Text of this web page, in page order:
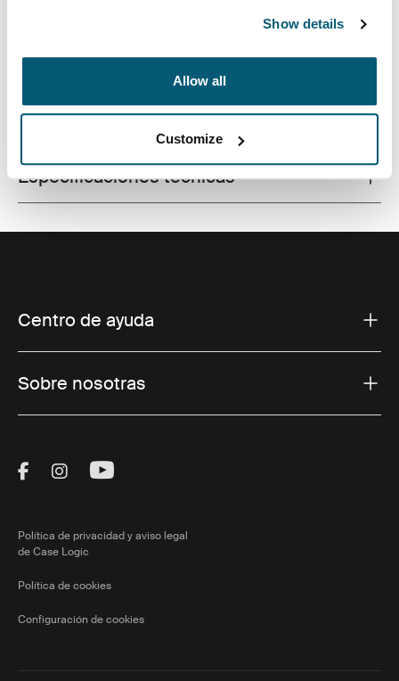
Show details
Allow all
Customize
Todas las características
Especificaciones técnicas
Centro de ayuda
Sobre nosotras
Visit Thule on Facebook (external link)
Visit Thule on Instagram (external link)
Visit Thule on Youtube (external
Política de privacidad y aviso legal
de Case Logic
Política de cookies
Configuración de cookies